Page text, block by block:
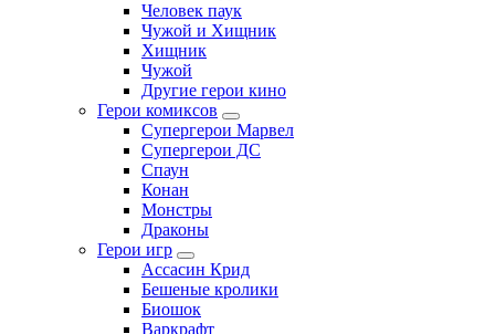
Человек паук
Чужой и Хищник
Хищник
Чужой
Другие герои кино
Герои комиксов
Супергерои Марвел
Супергерои ДС
Спаун
Конан
Монстры
Драконы
Герои игр
Ассасин Крид
Бешеные кролики
Биошок
Варкрафт